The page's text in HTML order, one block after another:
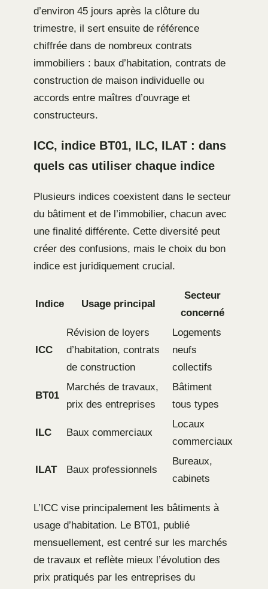
d’environ 45 jours après la clôture du
trimestre, il sert ensuite de référence
chiffrée dans de nombreux contrats
immobiliers : baux d’habitation, contrats de
construction de maison individuelle ou
accords entre maîtres d’ouvrage et
constructeurs.
ICC, indice BT01, ILC, ILAT : dans
quels cas utiliser chaque indice
Plusieurs indices coexistent dans le secteur
du bâtiment et de l’immobilier, chacun avec
une finalité différente. Cette diversité peut
créer des confusions, mais le choix du bon
indice est juridiquement crucial.
Indice Usage principal
Secteur
concerné
ICC
Révision de loyers
d’habitation, contrats
de construction
Logements
neufs
collectifs
BT01
Marchés de travaux,
prix des entreprises
Bâtiment
tous types
ILC Baux commerciaux
Locaux
commerciaux
ILAT Baux professionnels
Bureaux,
cabinets
L’ICC vise principalement les bâtiments à
usage d’habitation. Le BT01, publié
mensuellement, est centré sur les marchés
de travaux et reflète mieux l’évolution des
prix pratiqués par les entreprises du